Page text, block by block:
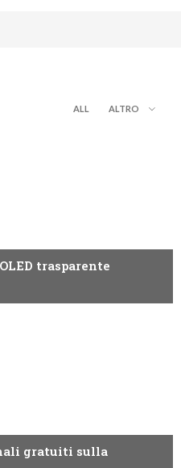
ALL ALTRO
trasparente
gratuiti sulla